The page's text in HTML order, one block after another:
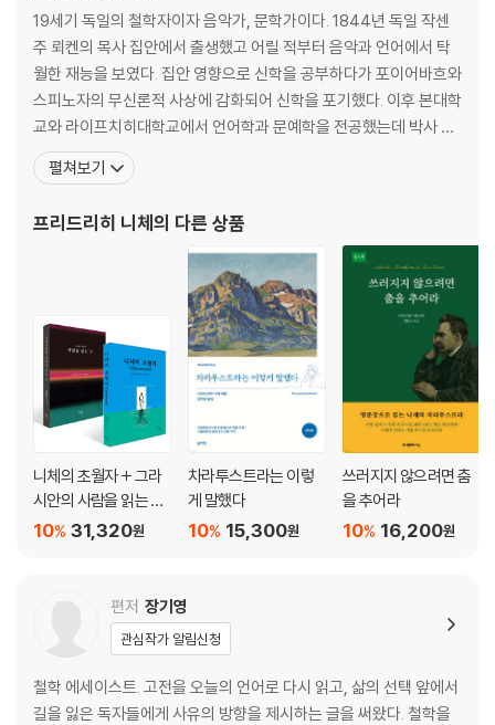
져나오기 | 035 강해지려는 의지 | 036 나만의 규칙을 세운다 | 037 고독
의 가치 | 038 자기기만을 끊는다 | 039 자신의 무게를 감당한다 | 040
스스로 서는 법 | 041 나를 가볍게 두지 않기 | 042 타인의 인정에서 벗어
나기 | 043 자기 극복의 시작 | 044 스스로에게 진실해지기 | 045 자기
시간을 소유하지 못한 인간 | 046 최후에 웃는 자 |047 나쁜 기억력의 장
을 미화하지 않는다 | 051 고독의 힘 | 052 오직 자신만을 충실히 추종하
하여 | 055 자기 자신을 설명하려 들지 마라 | 056 용서와 자기 자신에 대
한 잘못 | 057 고백 충동은 자기통제의 결핍이다 | 058 타인보다 먼저 스
스로를 존경하라 | 059 자기 자신에게 엄격한 질문을 하라 | 060 스스로
선택한 길 | 061 자기 연마의 시간
| 062 타인의 시선에서 벗어나기 | 063 자기 삶의 정원사가 되어라
3장 사유의 방향을 바꾸다
064 고통을 견디는 힘 | 065 위험을 감수할 이유 | 066 삶을 시험대에 올
린다는 것 | 067 편안함의 유혹 | 068 스스로를 넘는 연습 | 069 고통 이
2 두려움을 안고 걷는 용기 | 073 나를 속이지 않는 태도 | 074 확신과 흔
들림 | 075 삶을 바라보는 거리 | 076 새로운 가치가 만들어지는 순간 | 0
77 말을 잠시 멈추는 시간이 필요하다 | 078 만남의 기준을 세워라 | 079
81 인생의 여행자 | 082 고독을 피하지 마라 | 083 가치의 시작점 | 084
사람 보는 눈을 키우려면 | 085 최악의 독자 | 086 읽어야 할 책과 읽을 가
치 있는 책 | 087 책을 고르는 기준 | 088 효과를 쓰지 말고 글을 써라 | 0
89 자기 능력에 한계를 긋지 마라 | 090 자제력을 발휘할 때 | 091 충동을
다루는 기술 | 092 위버 멘쉬의 가르침 | 093 자신을 알아가는 과정
19세기 독일의 철학자이자 음악가, 문학가이다. 1844년 독일 작센
주 뢰켄의 목사 집안에서 출생했고 어릴 적부터 음악과 언어에서 탁
월한 재능을 보였다. 집안 영향으로 신학을 공부하다가 포이어바흐와
스피노자의 무신론적 사상에 감화되어 신학을 포기했다. 이후 본대학
교와 라이프치히대학교에서 언어학과 문예학을 전공했는데 박사 논
문을 제출하기 전에 이미 명문대인 스위스 바젤대학교에 초빙될 만큼
뛰어난 학생이었다. 1869년부터 스위스 바젤대학교에서 고전문헌
었다. 편두통과 위통에 시달리는 데다가 우울증까지 앓았지만
펼쳐보기
프리드리히 니체의 다른 상품
니체의 초월자 + 그라
시안의 사람을 읽는 눈
세트 31,320원
10%
차라투스트라는 이렇
게 말했다
15,300원
10%
쓰러지지 않으려면 춤
을 추어라
16,200원
10%
편저 장기영
관심작가 알림신청
철학 에세이스트. 고전을 오늘의 언어로 다시 읽고, 삶의 선택 앞에서
길을 잃은 독자들에게 사유의 방향을 제시하는 글을 써왔다. 철학을